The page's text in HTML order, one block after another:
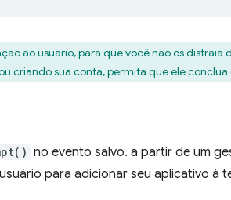
ao usuário, para que você não os distraia
criando sua conta, permita que ele
no evento salvo. a partir de um
para adicionar seu aplicativo à